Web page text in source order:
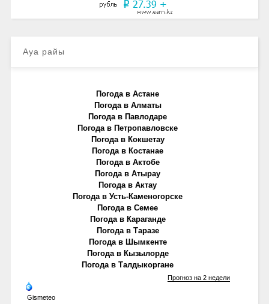
Ауа райы
Погода в Астане
Погода в Алматы
Погода в Павлодаре
Погода в Петропавловске
Погода в Кокшетау
Погода в Костанае
Погода в Актобе
Погода в Атырау
Погода в Актау
Погода в Усть-Каменогорске
Погода в Семее
Погода в Караганде
Погода в Таразе
Погода в Шымкенте
Погода в Кызылорде
Погода в Талдыкоргане
Gismeteo
Прогноз на 2 недели